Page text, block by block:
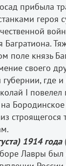
прибыла
героя
Багратиона.
поле князь
своего
где и
I повелел
строящегося
1914 года
Лавры был